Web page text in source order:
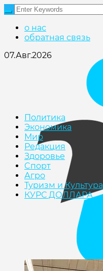
о нас
обратная связь
07.Авг.2026
Политика
Экономика
Мир
Редакция
Здоровье
Cпорт
Агро
Туризм и Культура
КУРС ДОЛЛАРА